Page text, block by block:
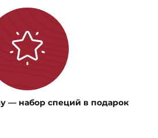
— набор специй в подарок